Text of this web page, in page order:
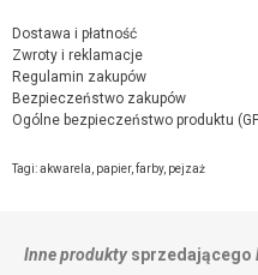
Dostawa i płatność
Zwroty i reklamacje
Regulamin zakupów
Bezpieczeństwo zakupów
Ogólne bezpieczeństwo produktu
Niebieska pracownia, Norwida 4/43,
Tagi:akwarela papier, farby, pejzaż
Inne produktysprzedającego